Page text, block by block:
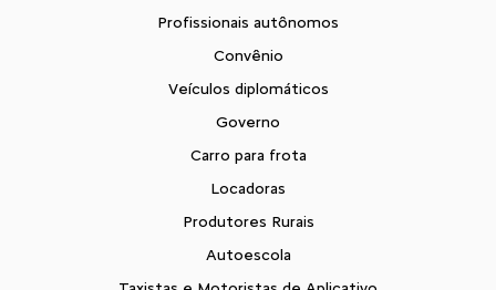
Profissionais autônomos
Convênio
Veículos diplomáticos
Governo
Carro para frota
Locadoras
Produtores Rurais
Autoescola